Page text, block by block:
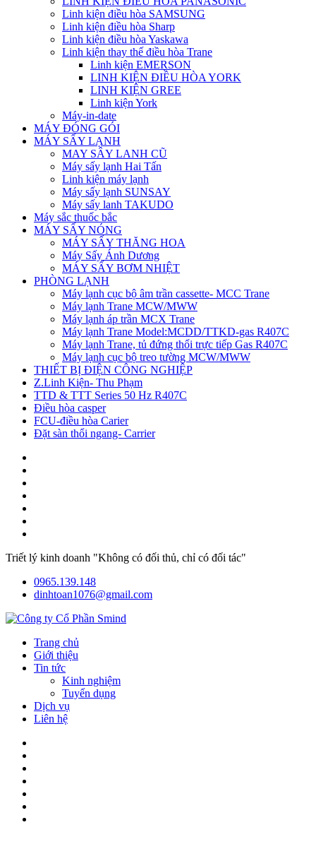
Linh kiện điều hòa SAMSUNG
Linh kiện điều hòa Sharp
Linh kiện điều hòa Yaskawa
Linh kiện thay thế điều hòa Trane
Linh kiện EMERSON
LINH KIỆN ĐIỀU HÒA YORK
LINH KIỆN GREE
Linh kiện York
Máy-in-date
MÁY ĐÓNG GÓI
MÁY SẤY LẠNH
MAY SÂY LANH CŨ
Máy sấy lạnh Hai Tấn
Linh kiện máy lạnh
Máy sấy lạnh SUNSAY
Máy sấy lanh TAKUDO
Máy sắc thuốc bắc
MÁY SẤY NÓNG
MÁY SẤY THĂNG HOA
Máy Sấy Ánh Dương
MÁY SẤY BƠM NHIỆT
PHÒNG LẠNH
Máy lạnh cục bộ âm trần cassette- MCC Trane
Máy lạnh Trane MCW/MWW
Máy lạnh áp trần MCX Trane
Máy lạnh Trane Model:MCDD/TTKD-gas R407C
Máy lạnh Trane, tủ đứng thổi trực tiếp Gas R407C
Máy lạnh cục bộ treo tường MCW/MWW
THIẾT BỊ ĐIỆN CÔNG NGHIỆP
Z.Linh Kiện- Thu Phạm
TTD & TTT Series 50 Hz R407C
Điều hòa casper
FCU-điều hòa Carier
Đặt sàn thổi ngang- Carrier
Triết lý kinh doanh "Không có đối thủ, chỉ có đối tác"
0965.139.148
dinhtoan1076@gmail.com
Trang chủ
Giới thiệu
Tin tức
Kinh nghiệm
Tuyển dụng
Dịch vụ
Liên hệ